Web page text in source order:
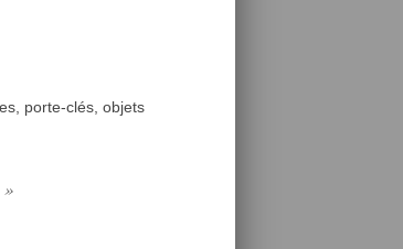
porte-clés, objets
»